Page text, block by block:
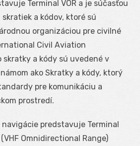
Terminal VOR a je súčasťou
a kódov, ktoré sú
organizáciou pre civilné
Civil Aviation
skratky a kódy sú uvedené v
ako Skratky a kódy, ktorý
pre komunikáciu a
prostredí.
predstavuje Terminal
Omnidirectional Range)